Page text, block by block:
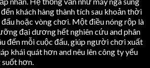
khách hàng thành tích sau khoản thời
đấu hoặc vòng chơi. Một điều nóng rộp là
đại dương hết nghiên cứu and phân
đến mỗi cuộc đấu, giúp người chơi xuất
khái quát hơn and nêu lên công ty yếu
hơn.